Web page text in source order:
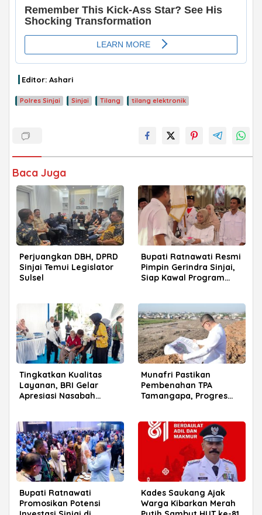
ADVERTISEMENT
Editor: Ashari
Polres Sinjai Sinjai Tilang tilang elektronik
Baca Juga
Perjuangkan DBH, DPRD
Sinjai Temui Legislator
Sulsel
Bupati Ratnawati Resmi
Pimpin Gerindra Sinjai,
Siap Kawal Program
Tingkatkan Kualitas
Layanan, BRI Gelar
Apresiasi Nasabah
Munafri Pastikan
Pembenahan TPA
Tamangapa, Progres
Bupati Ratnawati
Promosikan Potensi
Kades Saukang Ajak
Warga Kibarkan Merah